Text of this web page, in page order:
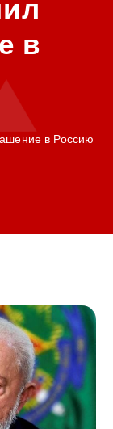
в
в Россию